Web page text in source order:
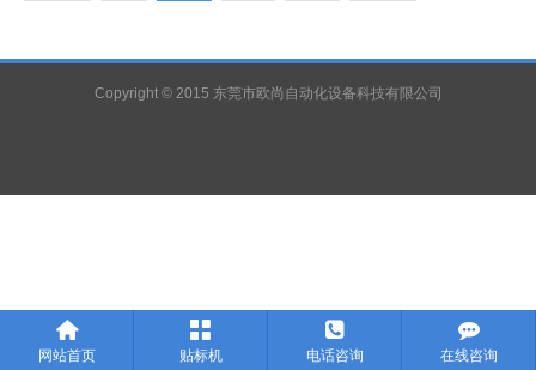
Copyright © 2015 东莞市欧尚自动化设备科技有限公司

网站首页

贴标机

电话咨询

在线咨询